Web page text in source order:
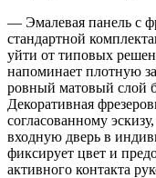
— Эмалевая панель с
стандартной
уйти от типовых
напоминает плотную
ровный матовый слой
Декоративная
согласованному
входную дверь в
фиксирует цвет и
активного контакта